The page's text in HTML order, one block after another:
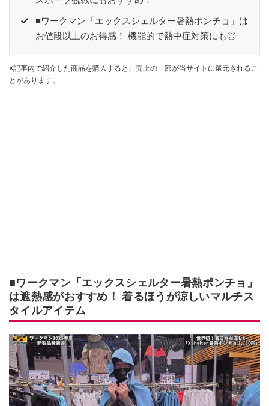
■ワークマン「エックスシェルター暑熱ポンチョ」は
お値段以上のお得感！ 機能的で熱中症対策にも◎
※記事内で紹介した商品を購入すると、売上の一部が当サイトに還元されるこ
とがあります。
■ワークマン「エックスシェルター暑熱ポンチョ」
は遮熱感がおすすめ！ 着るほうが涼しいマルチス
タイルアイテム